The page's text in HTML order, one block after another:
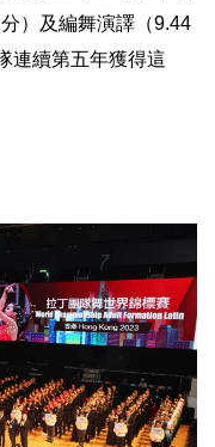
）及編舞演譯（9.44
連續第五年獲得這